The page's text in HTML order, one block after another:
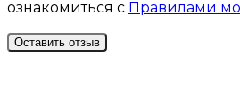
ознакомиться с Правилами